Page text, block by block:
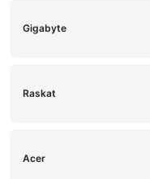
Gigabyte
Raskat
Acer